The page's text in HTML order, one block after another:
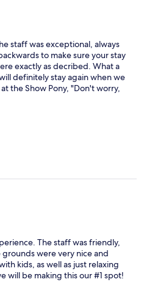
staff was exceptional, always
to make sure your stay
exactly as decribed. What a
definitely stay again when we
the Show Pony, "Don't worry,
The staff was friendly,
were very nice and
kids, as well as just relaxing
will be making this our #1 spot!